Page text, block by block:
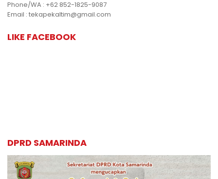
Phone/WA : +62 852-1825-9087
Email : tekapekaltim@gmail.com
LIKE FACEBOOK
DPRD SAMARINDA